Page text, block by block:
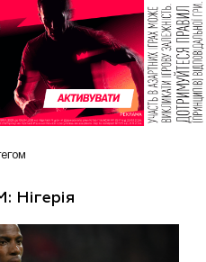
Нігерія